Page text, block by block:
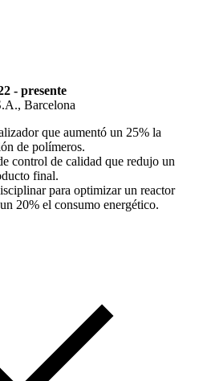
- presente
Barcelona
que aumentó un 25% la
de polímeros.
control de calidad que redujo un
final.
para optimizar un reactor
20% el consumo energético.